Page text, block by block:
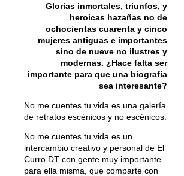
Glorias inmortales, triunfos, y
heroicas hazañas no de
ochocientas cuarenta y cinco
mujeres antiguas e importantes
sino de nueve no ilustres y
modernas. ¿Hace falta ser
importante para que una biografía
sea interesante?
No me cuentes tu vida es una galería
de retratos escénicos y no escénicos.
No me cuentes tu vida es un
intercambio creativo y personal de El
Curro DT con gente muy importante
para ella misma, que comparte con